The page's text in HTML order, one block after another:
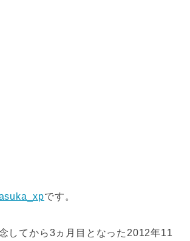
です。
してから3ヵ月目となった2012年11